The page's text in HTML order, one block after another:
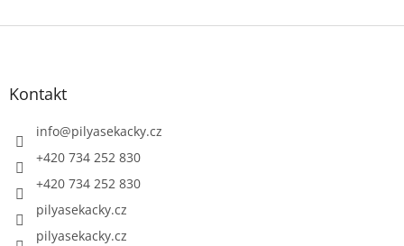
Z
Kontakt
info@pilyasekacky.cz
+420 734 252 830
+420 734 252 830
pilyasekacky.cz
pilyasekacky.cz